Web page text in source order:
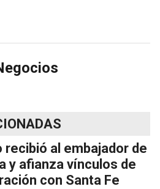
recibió al embajador de
y afianza vínculos de
con Santa Fe